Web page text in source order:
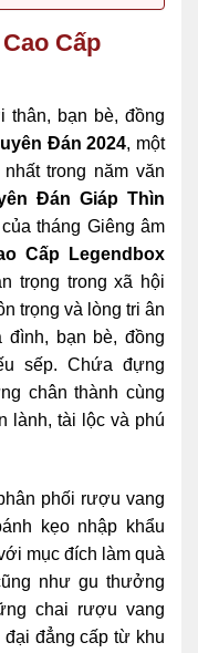
Cấp
bạn bè, đồng
Đán 2024, một
trong năm văn
Đán Giáp Thìn
tháng Giêng âm
Cấp Legendbox
trọng trong xã hội
trọng và lòng tri ân
đình, bạn bè, đồng
sếp. Chứa đựng
chân thành cùng
lành, tài lộc và phú
phối rượu vang
kẹo nhập khẩu
mục đích làm quà
như gu thưởng
chai rượu vang
đẳng cấp từ khu